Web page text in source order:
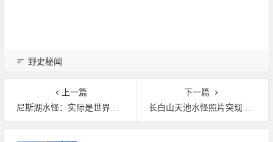
野史秘闻
上一篇
尼斯湖水怪：实际是世界上最后一只恐龙?
下一篇
长白山天池水怪照片突现 事实真相惊人